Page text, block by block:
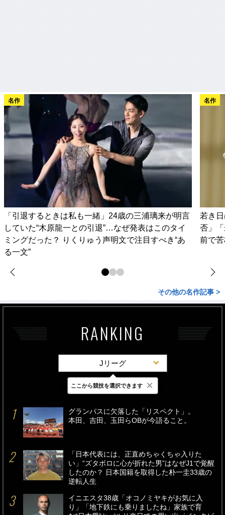
名作
「引退するときは私も一緒」24歳の三浦璃来が明言
していた“木原龍一との引退”…なぜ発表はこのタイ
ミングだった？ りくりゅう声明文で注目すべき“あ
る一文”
名作
若き
否」
前で
その他の名作記事 >
RANKING
Jリーグ
最新 24時間 週間
グランパスに欠落した「リスペクト」。
本田、吉田、玉田らOBが今語ること。
「日本代表には、正直めちゃくちゃ入りた
い」“ズタボロに心が折れた男”はなぜJ1で覚醒
したのか？ 日本国籍を取得した朴一圭33歳の
逆転人生
イニエスタ38歳「オコノミヤキがお気に入
り」「地下鉄にも乗りましたね」家族で育
ここから競技を選択できます ×